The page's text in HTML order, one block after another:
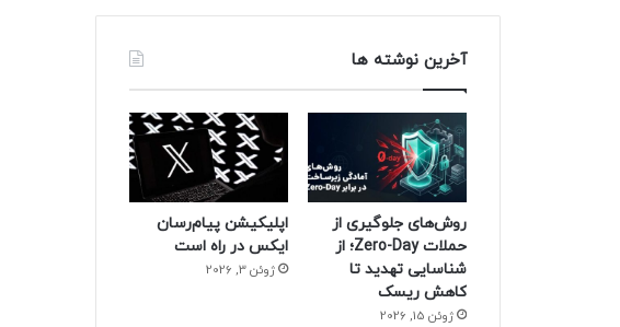
آخرین نوشته ها
روش‌های جلوگیری از
حملات Zero-Day؛ از
شناسایی تهدید تا
کاهش ریسک
ژوئن 15, 2026
اپلیکیشن پیام‌رسان
ایکس در راه است
ژوئن 3, 2026